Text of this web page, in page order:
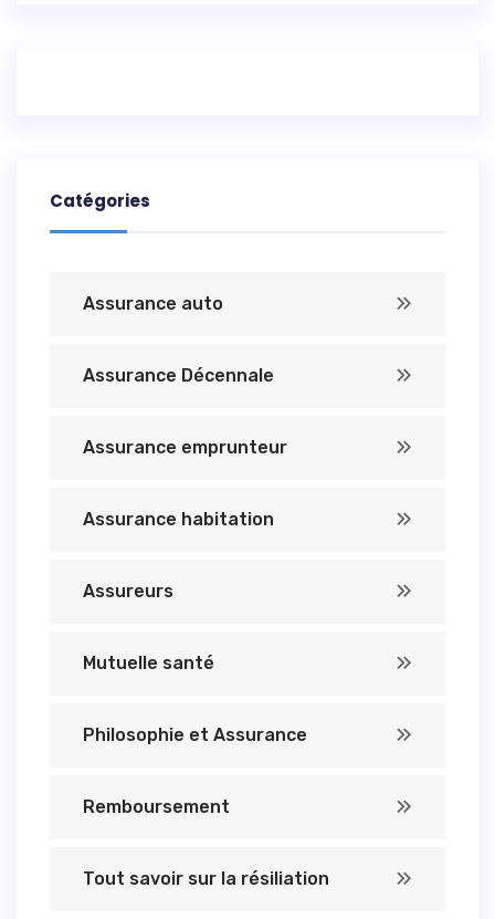
Catégories
Assurance auto
Assurance Décennale
Assurance emprunteur
Assurance habitation
Assureurs
Mutuelle santé
Philosophie et Assurance
Remboursement
Tout savoir sur la résiliation